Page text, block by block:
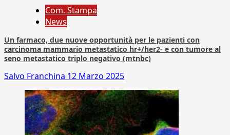
Com. Stampa
News
Un farmaco, due nuove opportunità per le pazienti con
carcinoma mammario metastatico hr+/her2- e con tumore al
seno metastatico triplo negativo (mtnbc)
Salvo Franchina 12 Marzo 2025